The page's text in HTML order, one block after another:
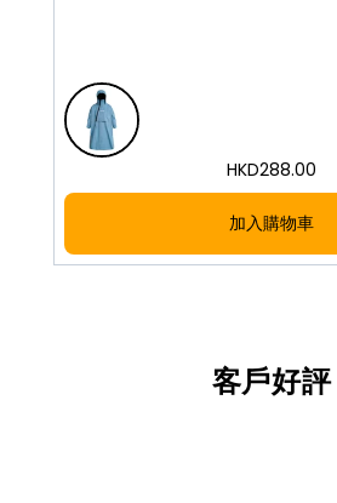
HKD288.00
加入購物車
客戶好評